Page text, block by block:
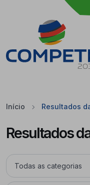
Saltar para o conteúdo
Início Resultados
Resultados